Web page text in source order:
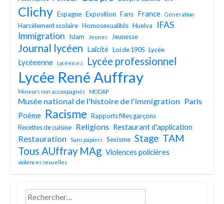
Clichy Espagne Exposition Fans France Génération
Harcèlement scolaire Homosexualités Huelva
IFAS
Immigration
Islam Jeunes Jeunesse
Journal lycéen Laïcité Loi de 1905 Lycée
Lycéeenne Lycéen.e.s Lycée professionnel
Lycée René Auffray
Mineurs non accompagnés MODAP
Musée national de l'histoire de l'immigration Paris
Poème Racisme Rapports filles garçons
Recettes de cuisine
Religions Restaurant d'application
Restauration Sans papiers Sexisme Stage TAM
Tous AUffray MAg Violences policières
violences sexuelles